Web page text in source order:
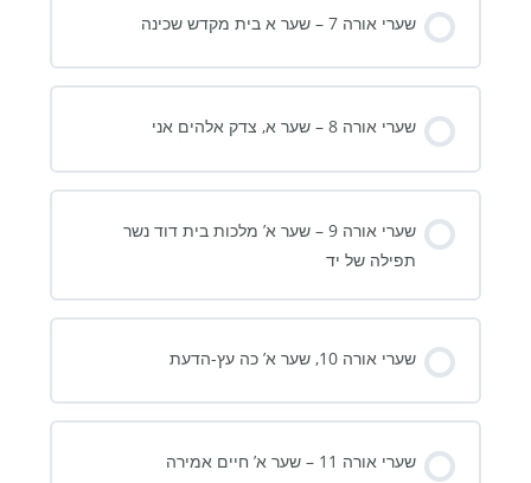
שערי אורה 7 – שער א בית מקדש שכינה
שערי אורה 8 – שער א, צדק אלהים אני
שערי אורה 9 – שער א’ מלכות בית דוד נשר
תפילה של יד
שערי אורה 10, שער א’ כה עץ-הדעת
שערי אורה 11 – שער א’ חיים אמירה